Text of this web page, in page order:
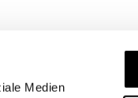
Medien